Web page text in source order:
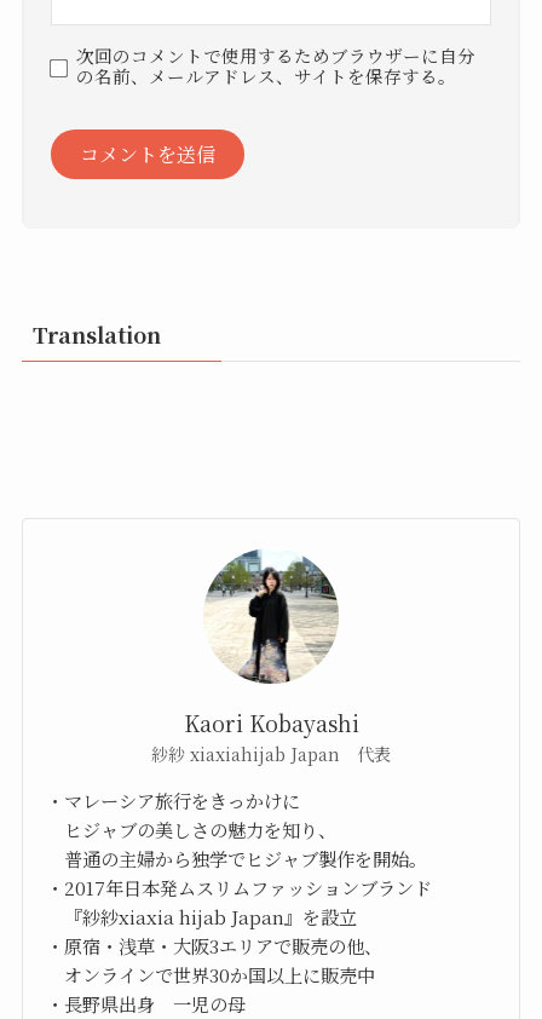
次回のコメントで使用するためブラウザーに自分
の名前、メールアドレス、サイトを保存する。
Translation
Kaori Kobayashi
紗紗 xiaxiahijab Japan 代表
・マレーシア旅行をきっかけに
ヒジャブの美しさの魅力を知り、
普通の主婦から独学でヒジャブ製作を開始。
・2017年日本発ムスリムファッションブランド
『紗紗xiaxia hijab Japan』を設立
・原宿・浅草・大阪3エリアで販売の他、
オンラインで世界30か国以上に販売中
・長野県出身 一児の母